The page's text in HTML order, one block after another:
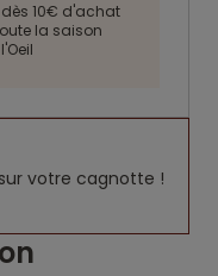
10€ d'achat
la saison
votre cagnotte !